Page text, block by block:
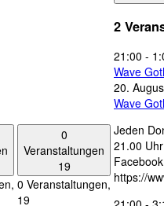
0
Veranstaltungen
19
0 Veranstaltungen,
19
2
21:00 -
Wave
20.
Wave
Jeden
21.00
https://